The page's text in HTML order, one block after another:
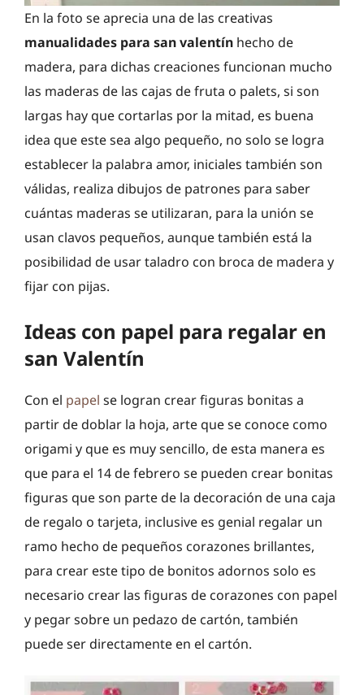
En la foto se aprecia una de las creativas
manualidades para san valentín hecho de
madera, para dichas creaciones funcionan mucho
las maderas de las cajas de fruta o palets, si son
largas hay que cortarlas por la mitad, es buena
idea que este sea algo pequeño, no solo se logra
establecer la palabra amor, iniciales también son
válidas, realiza dibujos de patrones para saber
cuántas maderas se utilizaran, para la unión se
usan clavos pequeños, aunque también está la
posibilidad de usar taladro con broca de madera y
fijar con pijas.
Ideas con papel para regalar en
san Valentín
Con el papel se logran crear figuras bonitas a
partir de doblar la hoja, arte que se conoce como
origami y que es muy sencillo, de esta manera es
que para el 14 de febrero se pueden crear bonitas
figuras que son parte de la decoración de una caja
de regalo o tarjeta, inclusive es genial regalar un
ramo hecho de pequeños corazones brillantes,
para crear este tipo de bonitos adornos solo es
necesario crear las figuras de corazones con papel
y pegar sobre un pedazo de cartón, también
puede ser directamente en el cartón.